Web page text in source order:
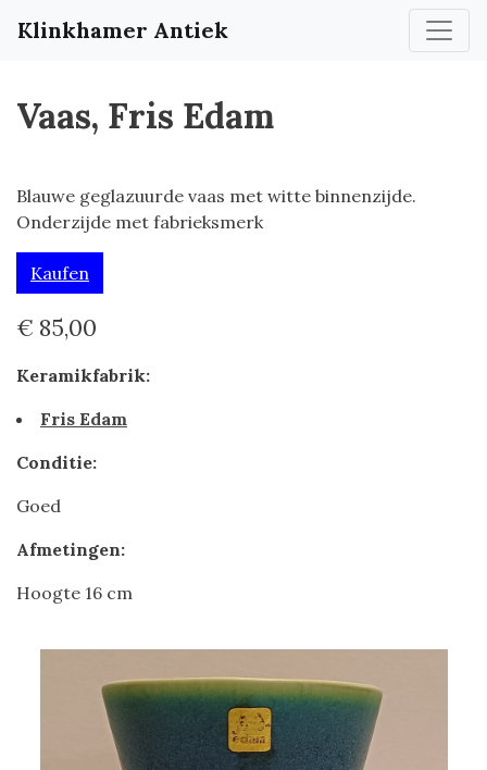
Klinkhamer Antiek
Vaas, Fris Edam
Blauwe geglazuurde vaas met witte binnenzijde.
Onderzijde met fabrieksmerk
Kaufen
€ 85,00
Keramikfabrik:
Fris Edam
Conditie:
Goed
Afmetingen:
Hoogte 16 cm